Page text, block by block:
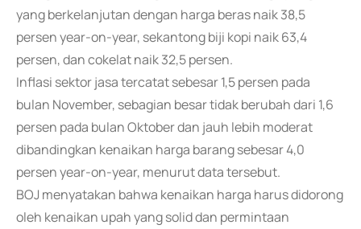
yang berkelanjutan dengan harga beras naik 38,5
persen year-on-year, sekantong biji kopi naik 63,4
persen, dan cokelat naik 32,5 persen.
Inflasi sektor jasa tercatat sebesar 1,5 persen pada
bulan November, sebagian besar tidak berubah dari 1,6
persen pada bulan Oktober dan jauh lebih moderat
dibandingkan kenaikan harga barang sebesar 4,0
persen year-on-year, menurut data tersebut.
BOJ menyatakan bahwa kenaikan harga harus didorong
oleh kenaikan upah yang solid dan permintaan